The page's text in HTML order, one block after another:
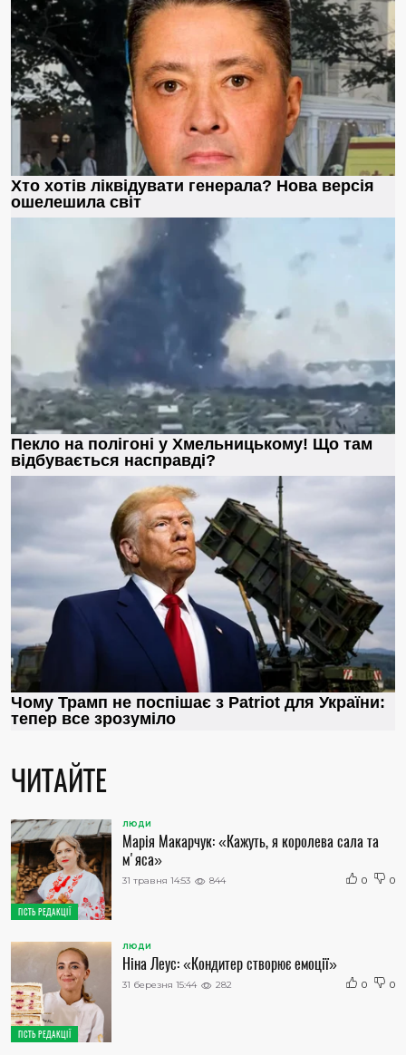
ЧИТАЙТЕ
ГІСТЬ РЕДАКЦІЇ
ЛЮДИ
Марія Макарчук: «Кажуть, я королева сала та
м'яса»
31 травня 14:53 844 0 0
ГІСТЬ РЕДАКЦІЇ
ЛЮДИ
Ніна Леус: «Кондитер створює емоції»
31 березня 15:44 282 0 0